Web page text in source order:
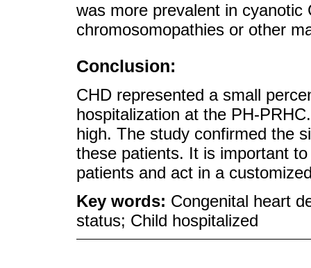
was more prevalent in
chromosomopathies or other
Conclusion:
CHD represented a small
hospitalization at the PH-
high. The study confirmed the
these patients. It is important
patients and act in a
Key words: Congenital heart
status; Child hospitalized